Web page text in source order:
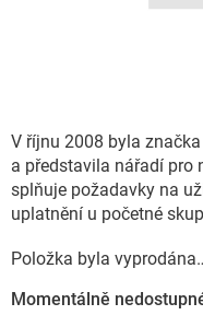
Momentálně
Položka byla
V říjnu 2008 byla
a představila nářadí pro
splňuje požadavky na
uplatnění u početné